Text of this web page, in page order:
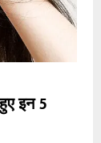
इन 5